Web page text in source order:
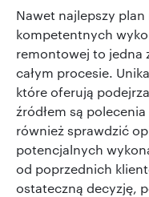
Nawet najlepszy
kompetentnych
remontowej to jedna
całym procesie.
które oferują
źródłem są
również sprawdzić
potencjalnych
od poprzednich
ostateczną decyzję,